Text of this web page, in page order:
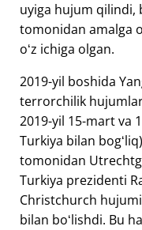
uyiga hujum qilindi,
tomonidan amalga
oʻz ichiga olgan.
2019-yil boshida
terrorchilik
2019-yil 15-mart
Turkiya bilan
tomonidan
Turkiya prezidenti
Christchurch
bilan boʻlishdi. Bu